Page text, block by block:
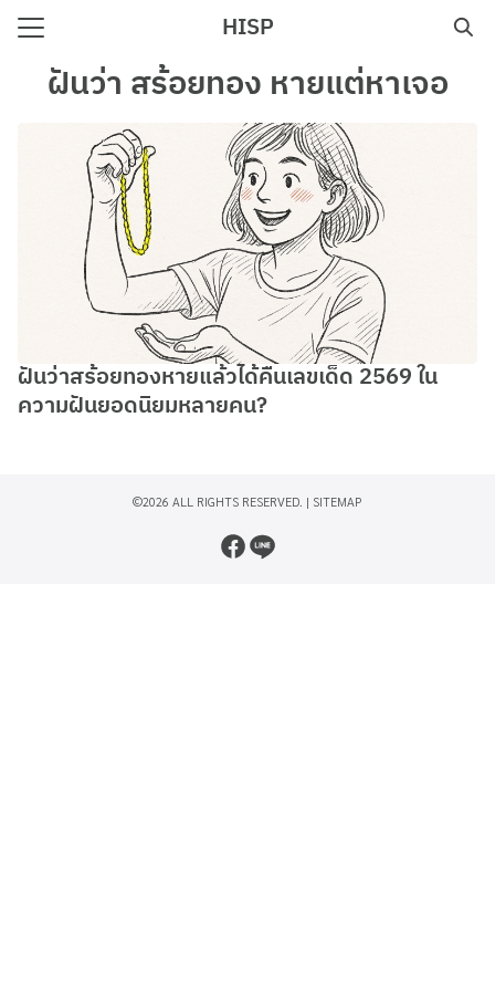
Skip
content
HISP
Searchฝันว่า สร้อยทอง หายแต่หาเจอ
ฝันว่าสร้อยทองหายแล้วได้คืนเลขเด็ด 2569 ใน
ความฝันยอดนิยมหลายคน?
©2026 ALL RIGHTS RESERVED. | SITEMAP